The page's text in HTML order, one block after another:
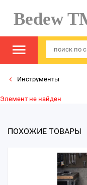
Bedew
Инструменты
Элемент не найден
ПОХОЖИЕ ТОВАРЫ